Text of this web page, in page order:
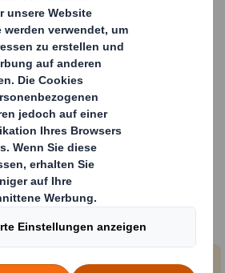
Kreislaufwirtschaft zu
dass die Menschen
und welche Rolle sie dabei
unsere Mitarbeiter über die
indem wir ihnen
zu den zahlreichen Lern-
der Stiftung bieten.
mehr